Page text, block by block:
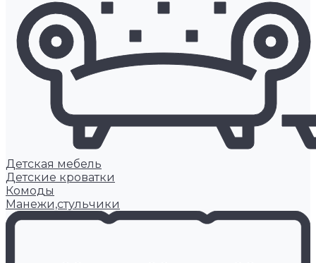
Детская мебель
Детские кроватки
Комоды
Манежи,стульчики